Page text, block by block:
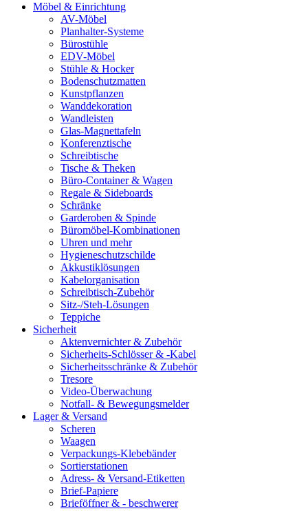
Möbel & Einrichtung
AV-Möbel
Planhalter-Systeme
Bürostühle
EDV-Möbel
Stühle & Hocker
Bodenschutzmatten
Kunstpflanzen
Wanddekoration
Wandleisten
Glas-Magnettafeln
Konferenztische
Schreibtische
Tische & Theken
Büro-Container & Wagen
Regale & Sideboards
Schränke
Garderoben & Spinde
Büromöbel-Kombinationen
Uhren und mehr
Hygieneschutzschilde
Akkustiklösungen
Kabelorganisation
Schreibtisch-Zubehör
Sitz-/Steh-Lösungen
Teppiche
Sicherheit
Aktenvernichter & Zubehör
Sicherheits-Schlösser & -Kabel
Sicherheitsschränke & Zubehör
Tresore
Video-Überwachung
Notfall- & Bewegungsmelder
Lager & Versand
Scheren
Waagen
Verpackungs-Klebebänder
Sortierstationen
Adress- & Versand-Etiketten
Brief-Papiere
Brieföffner & - beschwerer